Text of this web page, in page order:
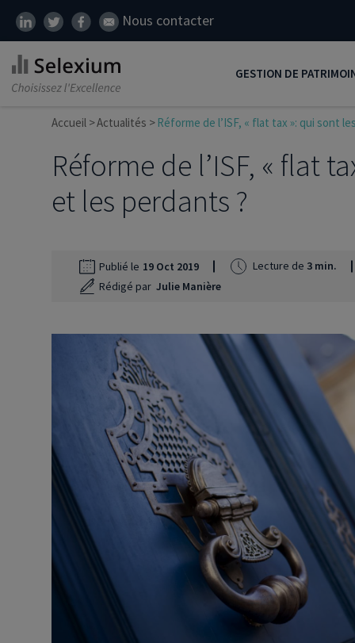
Nous contacter
GESTION DE
Développer son
Réduire ses impôts
Défiscalisation
Dirigeant d’entreprise
Conseils fiscalité
Accueil Actualités Réforme de l’ISF, « flat tax »: qui sont
Réforme de l’ISF, « flat
et les perdants ?
Publié le 19 Oct 2019 Lecture de 3 min.
Rédigé par Julie Manière